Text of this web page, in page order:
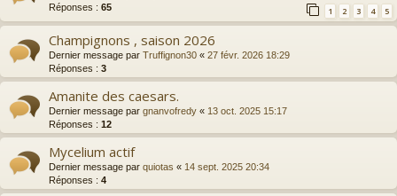
Réponses : 65 1 2 3 4 5
Champignons , saison 2026
Dernier message par Truffignon30 « 27 févr. 2026 18:29
Réponses : 3
Amanite des caesars.
Dernier message par gnanvofredy « 13 oct. 2025 15:17
Réponses : 12
Mycelium actif
Dernier message par quiotas « 14 sept. 2025 20:34
Réponses : 4